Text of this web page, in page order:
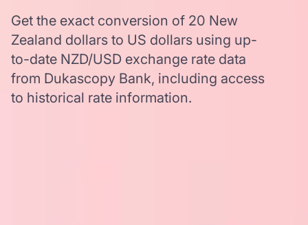
Get the exact conversion of 20 New
Zealand dollars to US dollars using up-
to-date NZD/USD exchange rate data
from Dukascopy Bank, including access
to historical rate information.